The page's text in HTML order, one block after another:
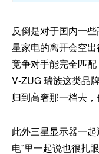
反倒是对于国内一
星家电的离开会空
竞争对手能完全匹配
V‑ZUG 瑞族这类
归到高奢那一档去，
此外三星显示器一
电”里一起说也很扎